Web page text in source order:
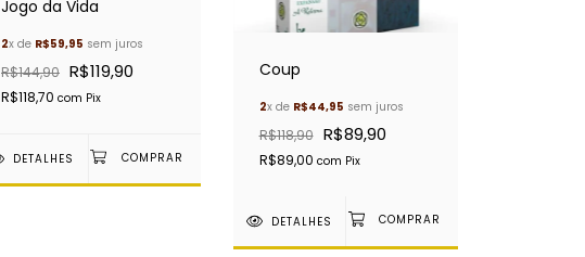
Jogo da Vida
2x de R$59,95 sem juros
R$144,90 R$119,90
R$118,70 com Pix
DETALHES
Coup
2x de R$44,95 sem juros
R$118,90 R$89,90
R$89,00 com Pix
DETALHES